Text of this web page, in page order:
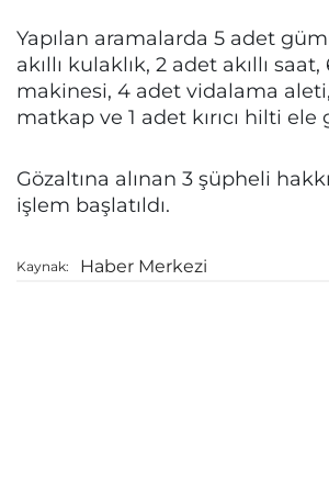
Yapılan aramalarda 5 adet
akıllı kulaklık, 2 adet akıllı
makinesi, 4 adet vidalama
matkap ve 1 adet kırıcı hilti ele
Gözaltına alınan 3 şüpheli
işlem başlatıldı.
Kaynak: Haber Merkezi